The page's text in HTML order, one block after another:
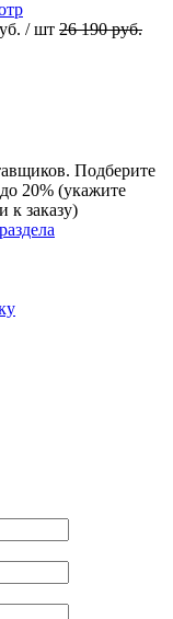
/ шт 26 190 руб.
Подберите
20% (укажите
заказу)